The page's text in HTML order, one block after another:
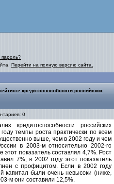
Перейти на полную версию сайта.
кредитоспособности российских
0
кредитоспособности российских
темпы роста практически по всем
выше, чем в 2002 году и чем
в 2003-м относительно 2002-го
этот показатель составлял 4,7%. Рост
7%, в 2002 году этот показатель
с профицитом. Если в 2002 году
капитал были очень невысоки (ниже,
м они составили 12,5%.